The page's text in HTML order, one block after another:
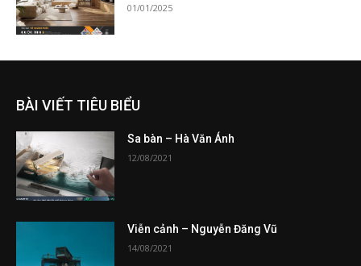
01/01/2025
BÀI VIẾT TIÊU BIỂU
Sa bàn – Hà Văn Ánh
12/08/2021
Viễn cảnh – Nguyễn Đăng Vũ
14/08/2021